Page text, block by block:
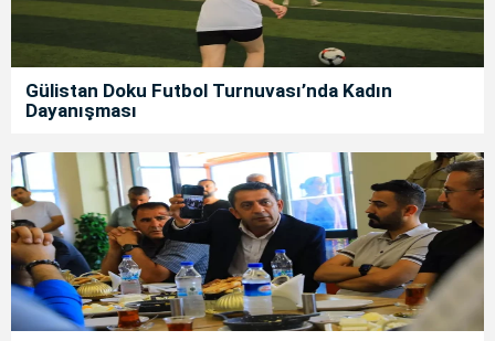
Gülistan Doku Futbol Turnuvası’nda Kadın
Dayanışması